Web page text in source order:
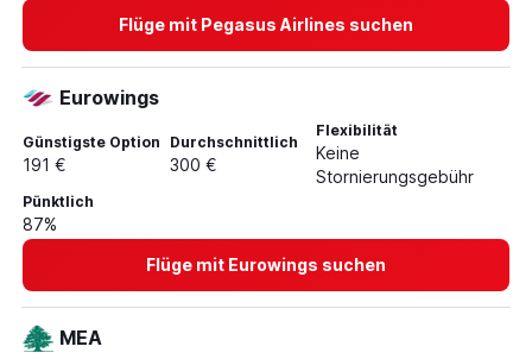
Flüge mit Pegasus Airlines suchen
Eurowings
Günstigste Option
191 €
Durchschnittlich
300 €
Flexibilität
Keine
Stornierungsgebühr
Pünktlich
87%
Flüge mit Eurowings suchen
MEA